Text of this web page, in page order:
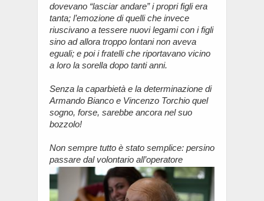
dovevano “lasciar andare” i propri figli era
tanta; l’emozione di quelli che invece
riuscivano a tessere nuovi legami con i figli
sino ad allora troppo lontani non aveva
eguali; e poi i fratelli che riportavano vicino
a loro la sorella dopo tanti anni.
Senza la caparbietà e la determinazione di
Armando Bianco e Vincenzo Torchio quel
sogno, forse, sarebbe ancora nel suo
bozzolo!
Non sempre tutto è stato semplice: persino
passare dal volontario all’operatore